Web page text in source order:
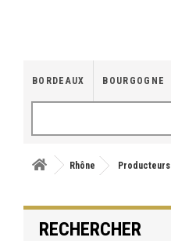
BORDEAUX BOURGOGNE
Rhône Producteurs
RECHERCHER